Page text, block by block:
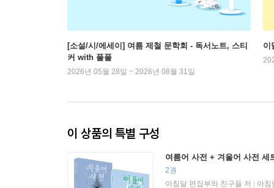
[소설/시/에세이] 여름 제철 문학회 - 독서노트, 스티
커 with 풀풀
2026년 05월 28일 ~ 2026년 08월 31일
이
이 상품의 특별 구성
여름어 사전 + 겨울어 사전 세
2권
아침달 편집부와 친구들 저
아침